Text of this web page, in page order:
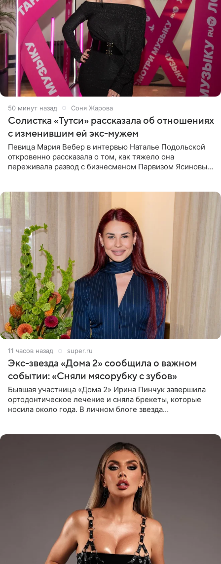
50 минут назад Соня Жарова
Солистка «Тутси» рассказала об отношениях
с изменившим ей экс-мужем
Певица Мария Вебер в интервью Наталье Подольской
откровенно рассказала о том, как тяжело она
переживала развод с бизнесменом Парвизом Ясиновым.
11 часов назад super.ru
Экс-звезда «Дома 2» сообщила о важном
событии: «Сняли мясорубку с зубов»
Бывшая участница «Дома 2» Ирина Пинчук завершила
ортодонтическое лечение и сняла брекеты, которые
носила около года. В личном блоге звезда